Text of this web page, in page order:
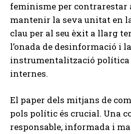
feminisme per contrarestar
mantenir la seva unitat en
clau per al seu èxit a llarg
l’onada de desinformació i la
instrumentalització política
internes.
El paper dels mitjans de
pols polític és crucial. Una
responsable, informada i